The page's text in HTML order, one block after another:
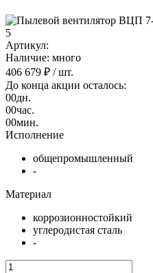
Артикул:
Наличие: много
406 679 ₽ / шт.
До конца акции осталось:
00дн.
00час.
00мин.
Исполнение
общепромышленный
-
Материал
коррозионностойкий
углеродистая сталь
-